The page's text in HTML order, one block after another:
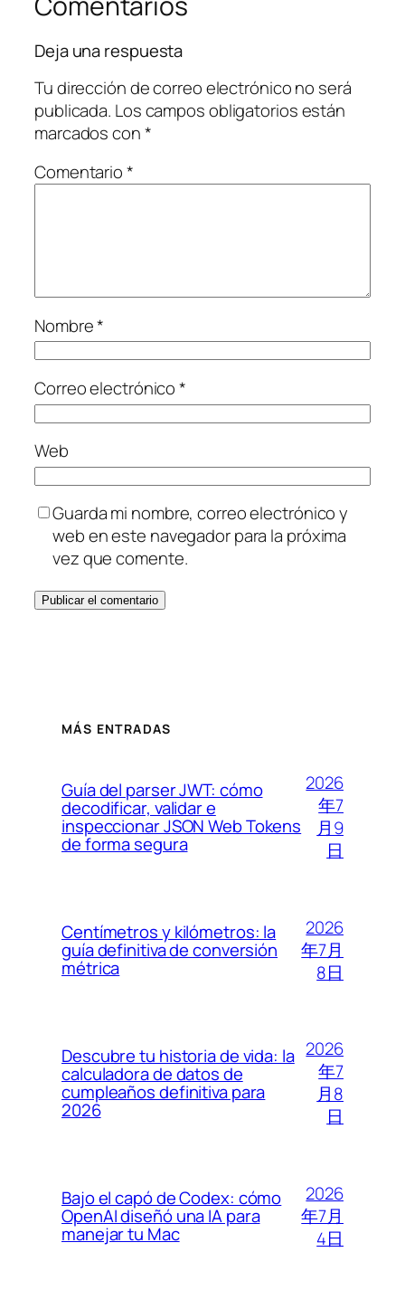
Deja una respuesta
Tu dirección de correo electrónico no será
publicada. Los campos obligatorios están
marcados con*
Comentario*
Nombre*
Correo electrónico*
Web
Guarda mi nombre, correo electrónico y
web en este navegador para la próxima
vez que comente.
MÁS ENTRADAS
Guía del parser JWT: cómo
decodificar, validar e
inspeccionar JSON Web Tokens
de forma segura
2026
年7
月9
日
Centímetros y kilómetros: la
guía definitiva de conversión
métrica
2026
年7月
8日
Descubre tu historia de vida: la
calculadora de datos de
cumpleaños definitiva para
2026
2026
年7
月8
日
Bajo el capó de Codex: cómo
OpenAI diseñó una IA para
manejar tu Mac
2026
年7月
4日